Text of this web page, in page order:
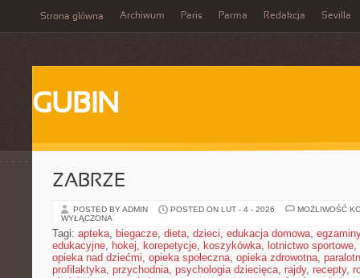
Strona główna Archiwum Paris Parma Redakcja Sevilla
GUBIN
ZABRZE
POSTED BY ADMIN POSTED ON LUT - 4 - 2026
MOŻLIWOŚĆ
WYŁĄCZONA
Tagi: apteka, biegacze, dieta, dzieci, edukacja domowa, egzaminy
edukacyjne, hokej, korepetycje, koszykówka, lotnictwo sportowe,
opieka nad dziećmi, opieka społeczna, opieka zdrowotna,
profilaktyka, przychodnia, psychologia dziecięca, rajdy, recepty,